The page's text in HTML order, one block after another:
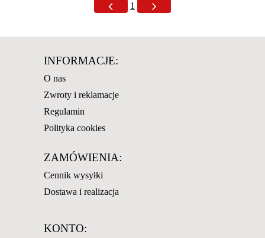
1
INFORMACJE:
O nas
Zwroty i reklamacje
Regulamin
Polityka cookies
ZAMÓWIENIA:
Cennik wysyłki
Dostawa i realizacja
KONTO: